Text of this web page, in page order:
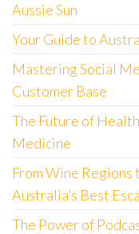
Aussie Sun
Your Guide to
Mastering Social
Customer Base
The Future of
Medicine
From Wine
Australia’s Best
The Power of